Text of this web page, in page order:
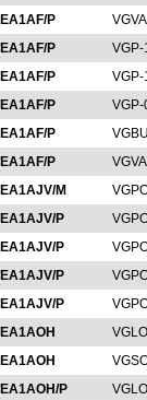
EA1AF/P
EA1AF/P
EA1AF/P
EA1AF/P
EA1AF/P
EA1AF/P
EA1AJV/M
EA1AJV/P
EA1AJV/P
EA1AJV/P
EA1AJV/P
EA1AOH
EA1AOH
EA1AOH/P